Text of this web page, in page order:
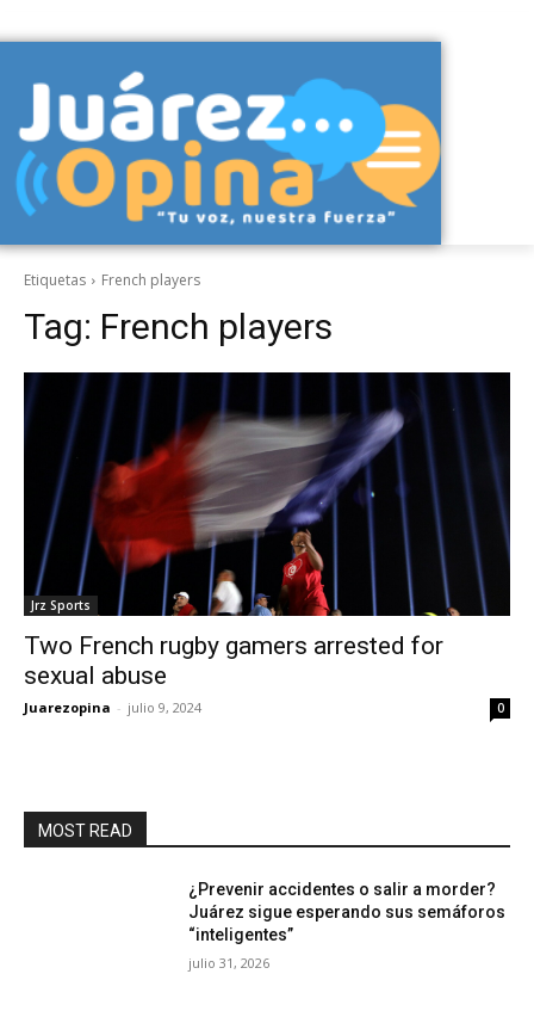
Etiquetas French players
Tag: French players
Jrz Sports
Two French rugby gamers arrested for
sexual abuse
Juarezopina - julio 9, 2024 0
MOST READ
¿Prevenir accidentes o salir a morder?
Juárez sigue esperando sus semáforos
“inteligentes”
julio 31, 2026